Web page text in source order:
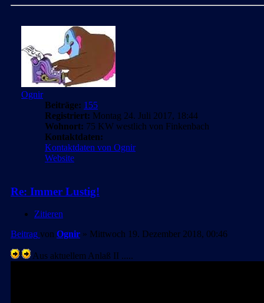
Ognir
Beiträge: 155
Registriert: Montag 24. Juli 2017, 18:44
Wohnort: 75 KW westlich von Finkenbach
Kontaktdaten:
Kontaktdaten von Ognir
Website
Re: Immer Lustig!
Zitieren
Beitrag von Ognir » Mittwoch 19. Dezember 2018, 00:46
Aus aktuellem Anlaß II .....